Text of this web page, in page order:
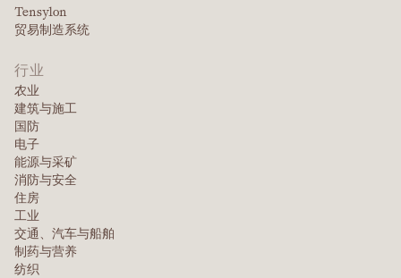
Tensylon
贸易制造系统
行业
农业
建筑与施工
国防
电子
能源与采矿
消防与安全
住房
工业
交通、汽车与船舶
制药与营养
纺织